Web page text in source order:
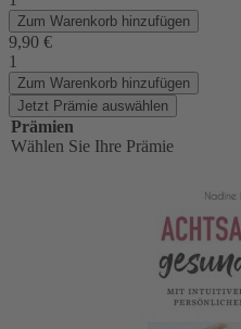
Zum Warenkorb hinzufügen
9,90 €
1
Zum Warenkorb hinzufügen
Jetzt Prämie auswählen
Prämien
Wählen Sie Ihre Prämie